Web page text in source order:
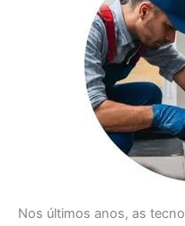
Nos últimos anos, as